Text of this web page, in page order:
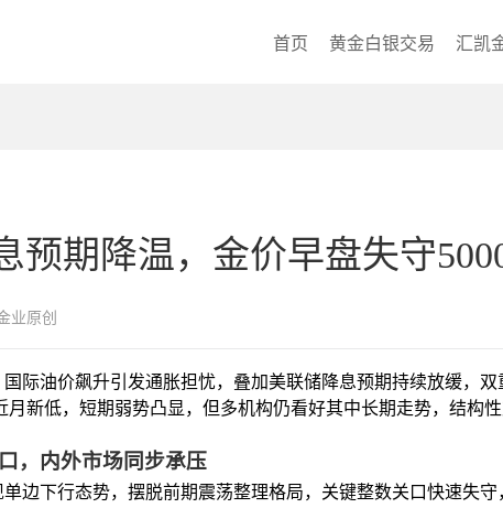
首页 黄金白银交易 汇凯
预期降温，金价早盘失守
业原创
际油价飙升引发通胀担忧，叠加美联储降息预期持续放缓，
新低，短期弱势凸显，但多机构仍看好其中长期走势，结构性
，内外市场同步承压
边下行态势，摆脱前期震荡整理格局，关键整数关口快速失